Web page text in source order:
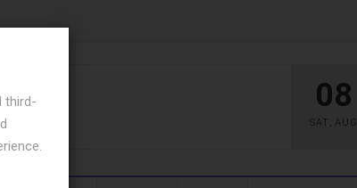
08
SAT , AUG
third-